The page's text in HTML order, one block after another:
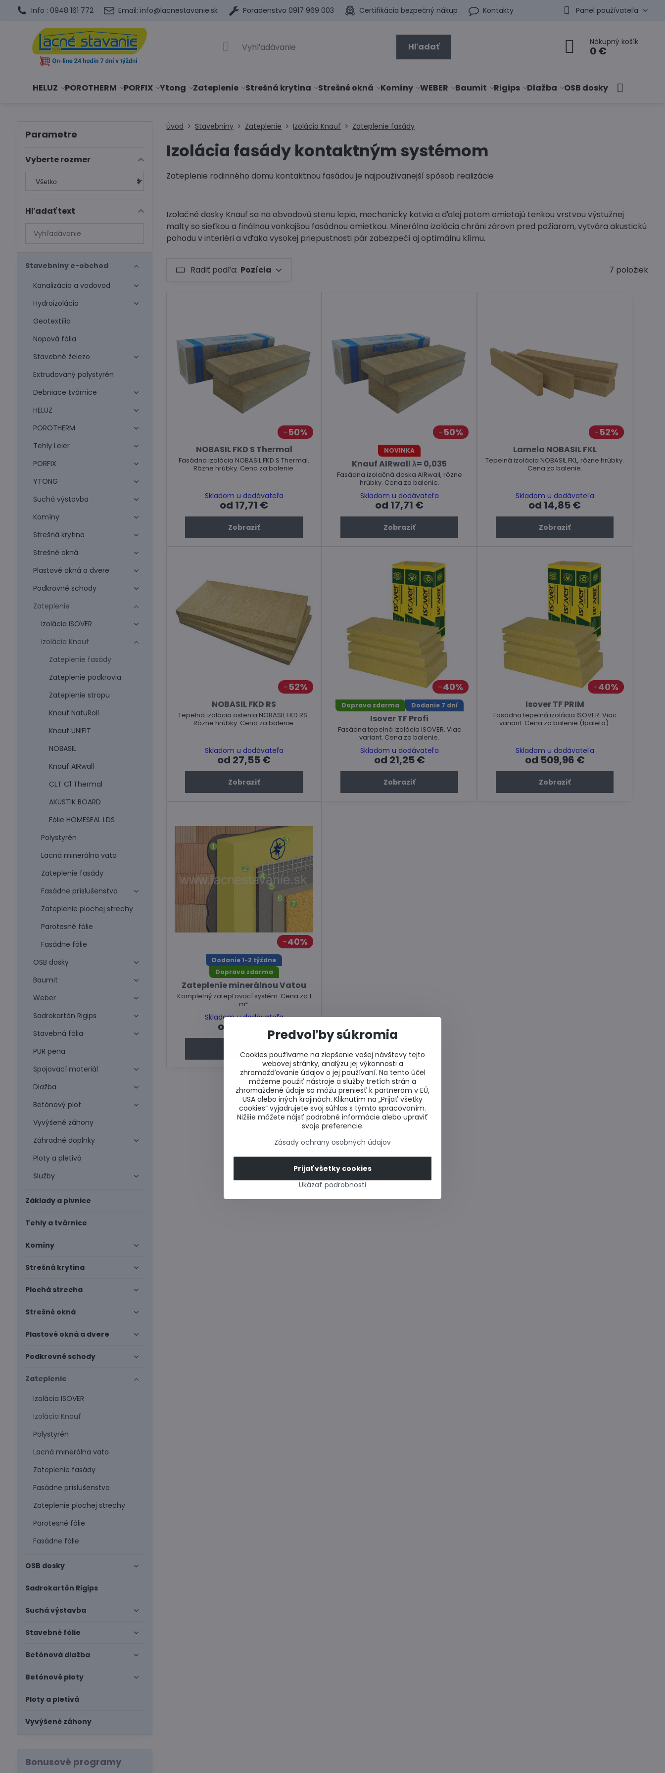
Info : 0948 161 772 Email: info@lacnestavanie.sk Poradenstvo 0917 969 003 Certifikácia bezpečný nákup Kontakty Panel používateľa
Hľadať Nákupný košík
0 €
HELUZ POROTHERM PORFIX Ytong Zateplenie Strešná krytina Strešné okná Komíny WEBER Baumit Rigips Dlažba OSB dosky
Úvod Stavebniny Zateplenie Izolácia Knauf Zateplenie fasády
Izolácia fasády kontaktným systémom
Zateplenie rodinného domu kontaktnou fasádou je najpoužívanejší spôsob realizácie
Izolačné dosky Knauf sa na obvodovú stenu lepia, mechanicky kotvia a ďalej potom omietajú tenkou vrstvou výstužnej
malty so sieťkou a finálnou vonkajšou fasádnou omietkou. Minerálna izolácia chráni zárovn pred požiarom, vytvára akustickú
pohodu v interiéri a vďaka vysokej priepustnosti pár zabezpečí aj optimálnu klímu.
Radiť podľa: Pozícia 7 položiek
50%
NOBASIL FKD S Thermal
Fasádna izolácia NOBASIL FKD S Thermal.
Rôzne hrúbky. Cena za balenie.
Skladom u dodávateľa
od 17,71 €
Zobraziť
50%
NOVINKA
Knauf AIRwall λ= 0,035
Fasádna izolačná doska AIRwall, rôzne
hrúbky. Cena za balenie.
Skladom u dodávateľa
od 17,71 €
Zobraziť
52%
Lamela NOBASIL FKL
Tepelná izolácia NOBASIL FKL, rôzne hrúbky.
Cena za balenie.
Skladom u dodávateľa
od 14,85 €
Zobraziť
52%
NOBASIL FKD RS
Tepelná izolácia ostenia NOBASIL FKD RS .
Rôzne hrúbky. Cena za balenie.
Skladom u dodávateľa
od 27,55 €
Zobraziť
40%
Doprava zdarma Dodanie 7 dní
Isover TF Profi
Fasádna tepelná izolácia ISOVER. Viac
variant. Cena za balenie.
Skladom u dodávateľa
od 21,25 €
Zobraziť
40%
Isover TF PRIM
Fasádna tepelná izolácia ISOVER. Viac
variant. Cena za balenie (1paleta).
Skladom u dodávateľa
od 509,96 €
Zobraziť
40%
Dodanie 1-2 týždne
Doprava zdarma
Zateplenie minerálnou Vatou
Kompletný zatepľovací systém. Cena za 1
m².
Skladom u dodávateľa
od 41,86 €
Parametre
Vyberte rozmer
Hľadať text
Prehľadať
výsledky
fulltextom
Stavebniny e-obchod
Kanalizácia a vodovod
Hydroizolácia
Geotextília
Nopová fólia
Stavebné železo
Extrudovaný polystyrén
Debniace tvárnice
HELUZ
POROTHERM
Tehly Leier
PORFIX
YTONG
Suchá výstavba
Komíny
Strešná krytina
Strešné okná
Plastové okná a dvere
Podkrovné schody
Zateplenie
Izolácia ISOVER
Izolácia Knauf
Zateplenie fasády
Zateplenie podkrovia
Zateplenie stropu
Knauf NatuRoll
Knauf UNIFIT
NOBASIL
Knauf AIRwall
CLT C1 Thermal
AKUSTIK BOARD
Fólie HOMESEAL LDS
Polystyrén
Lacná minerálna vata
Zateplenie fasády
Fasádne príslušenstvo
Zateplenie plochej strechy
Parotesné fólie
Fasádne fólie
OSB dosky
Baumit
Weber
Sadrokartón Rigips
Stavebná fólia
PUR pena
Spojovací materiál
Dlažba
Betónový plot
Vyvýšené záhony
Záhradné doplnky
Ploty a pletivá
Služby
Základy a pivnice
Tehly a tvárnice
Komíny
Strešná krytina
Plochá strecha
Strešné okná
Plastové okná a dvere
Podkrovné schody
Zateplenie
Izolácia ISOVER
Izolácia Knauf
Polystyrén
Lacná minerálna vata
Zateplenie fasády
Fasádne príslušenstvo
Zateplenie plochej strechy
Parotesné fólie
Fasádne fólie
OSB dosky
Sadrokartón Rigips
Suchá výstavba
Stavebné fólie
Betónová dlažba
Betónové ploty
Ploty a pletivá
Vyvýšené záhony
Bonusové programy
Predvoľby súkromia
Cookies používame na zlepšenie vašej návštevy tejto
webovej stránky, analýzu jej výkonnosti a
zhromažďovanie údajov o jej používaní. Na tento účel
môžeme použiť nástroje a služby tretích strán a
zhromaždené údaje sa môžu preniesť k partnerom v EÚ,
USA alebo iných krajinách. Kliknutím na „Prijať všetky
cookies“ vyjadrujete svoj súhlas s týmto spracovaním.
Nižšie môžete nájsť podrobné informácie alebo upraviť
svoje preferencie.
Zásady ochrany osobných údajov
Ukázať podrobnosti
Prijať všetky cookies